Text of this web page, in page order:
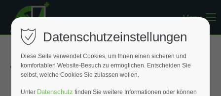
Register
Support
Lorem ipsum dolor sit amet:
Menu
« Zurück zur Übersicht
Datenschutzeinstellungen
Diese Seite verwendet Cookies, um Ihnen einen sicheren und
komfortablen Website-Besuch zu ermöglichen. Entscheiden Sie
selbst, welche Cookies Sie zulassen wollen.
Unter Datenschutz finden Sie weitere Informationen oder können